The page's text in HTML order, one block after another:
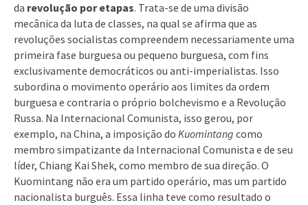
da revolução por etapas. Trata-se de uma divisão
mecânica da luta de classes, na qual se afirma que as
revoluções socialistas compreendem necessariamente uma
primeira fase burguesa ou pequeno burguesa, com fins
exclusivamente democráticos ou anti-imperialistas. Isso
subordina o movimento operário aos limites da ordem
burguesa e contraria o próprio bolchevismo e a Revolução
Russa. Na Internacional Comunista, isso gerou, por
exemplo, na China, a imposição do Kuomintang como
membro simpatizante da Internacional Comunista e de seu
líder, Chiang Kai Shek, como membro de sua direção. O
Kuomintang não era um partido operário, mas um partido
nacionalista burguês. Essa linha teve como resultado o